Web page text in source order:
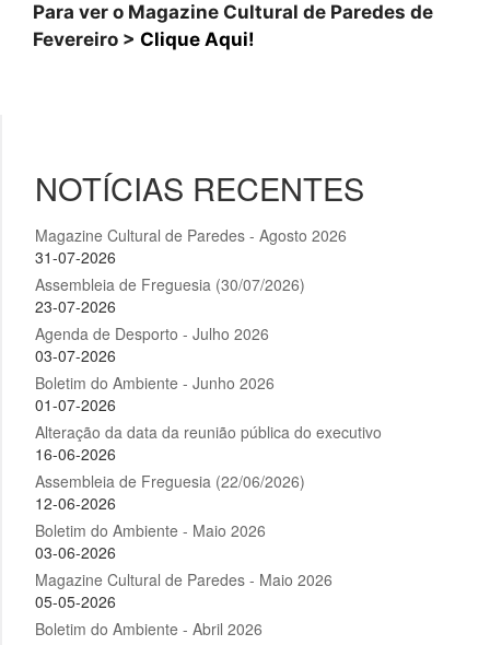
Para ver o Magazine Cultural de Paredes de
Fevereiro > Clique Aqui!